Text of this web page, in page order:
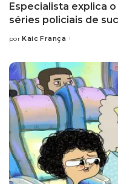
Especialista explica
séries policiais de
Posted
por Kaic França